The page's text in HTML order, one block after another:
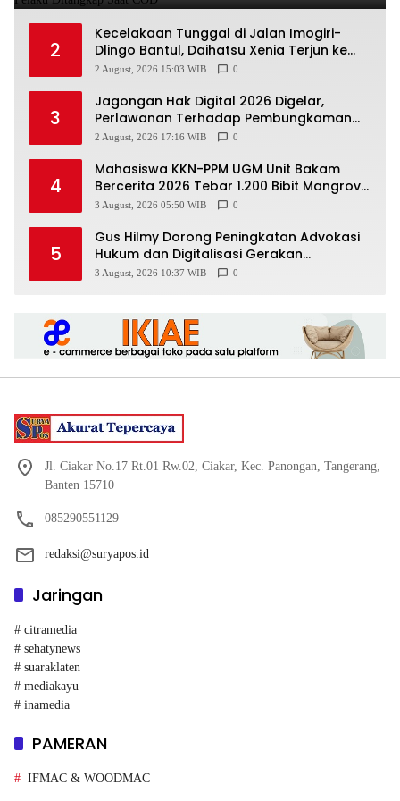
2
Kecelakaan Tunggal di Jalan Imogiri-
Dlingo Bantul, Daihatsu Xenia Terjun ke
Jurang
2 August, 2026 15:03 WIB 0
3
Jagongan Hak Digital 2026 Digelar,
Perlawanan Terhadap Pembungkaman
Media Digital
2 August, 2026 17:16 WIB 0
4
Mahasiswa KKN-PPM UGM Unit Bakam
Bercerita 2026 Tebar 1.200 Bibit Mangrove
di Sungai Air Layang
3 August, 2026 05:50 WIB 0
5
Gus Hilmy Dorong Peningkatan Advokasi
Hukum dan Digitalisasi Gerakan
Meningkatkan Kualitas PMII DIY
3 August, 2026 10:37 WIB 0
Jl. Ciakar No.17 Rt.01 Rw.02, Ciakar, Kec. Panongan, Tangerang,
Banten 15710
085290551129
redaksi@suryapos.id
Jaringan
# citramedia
# sehatynews
# suaraklaten
# mediakayu
# inamedia
PAMERAN
IFMAC & WOODMAC